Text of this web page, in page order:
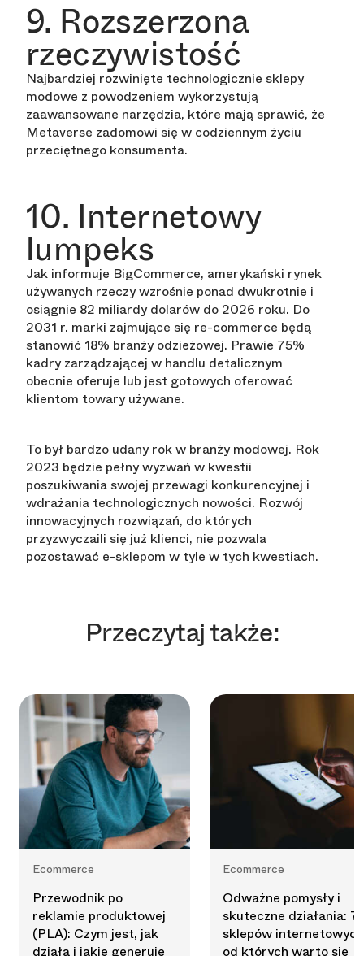
9. Rozszerzona
rzeczywistość
Najbardziej rozwinięte technologicznie sklepy
modowe z powodzeniem wykorzystują
zaawansowane narzędzia, które mają sprawić, że
Metaverse zadomowi się w codziennym życiu
przeciętnego konsumenta.
10. Internetowy
lumpeks
Jak informuje BigCommerce, amerykański rynek
używanych rzeczy wzrośnie ponad dwukrotnie i
osiągnie 82 miliardy dolarów do 2026 roku. Do
2031 r. marki zajmujące się re-commerce będą
stanowić 18% branży odzieżowej. Prawie 75%
kadry zarządzającej w handlu detalicznym
obecnie oferuje lub jest gotowych oferować
klientom towary używane.
To był bardzo udany rok w branży modowej. Rok
2023 będzie pełny wyzwań w kwestii
poszukiwania swojej przewagi konkurencyjnej i
wdrażania technologicznych nowości. Rozwój
innowacyjnych rozwiązań, do których
przyzwyczaili się już klienci, nie pozwala
pozostawać e-sklepom w tyle w tych kwestiach.
Przeczytaj także:
Ecommerce
Przewodnik po
reklamie produktowej
(PLA): Czym jest, jak
działa i jakie generuje
Ecommerce
Odważne pomysły i
skuteczne działania: 7
sklepów
od których warto się